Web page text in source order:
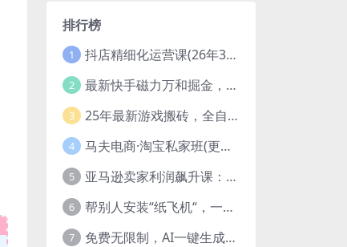
排行榜
1 抖店精细化运营课(26年3月更新
2 最新快手磁力万和掘金，自动搬砖，轻松日入100-200，操作简单
3 25年最新游戏搬砖，全自动挂机，不需要玩游戏，单手机操作日入300+
4 马夫电商·淘宝私家班(更新3月)
5 亚马逊卖家利润飙升课：从品类成功公式到海王打法，让每个SKU都成爆款一路飙升(更新26年3月
6 帮别人安装“纸飞机“，一单赚10—30元不等：附：免费节点
7 免费无限制，AI一键生成原创中视频，轻松日入2000+，超简单，可矩阵，…